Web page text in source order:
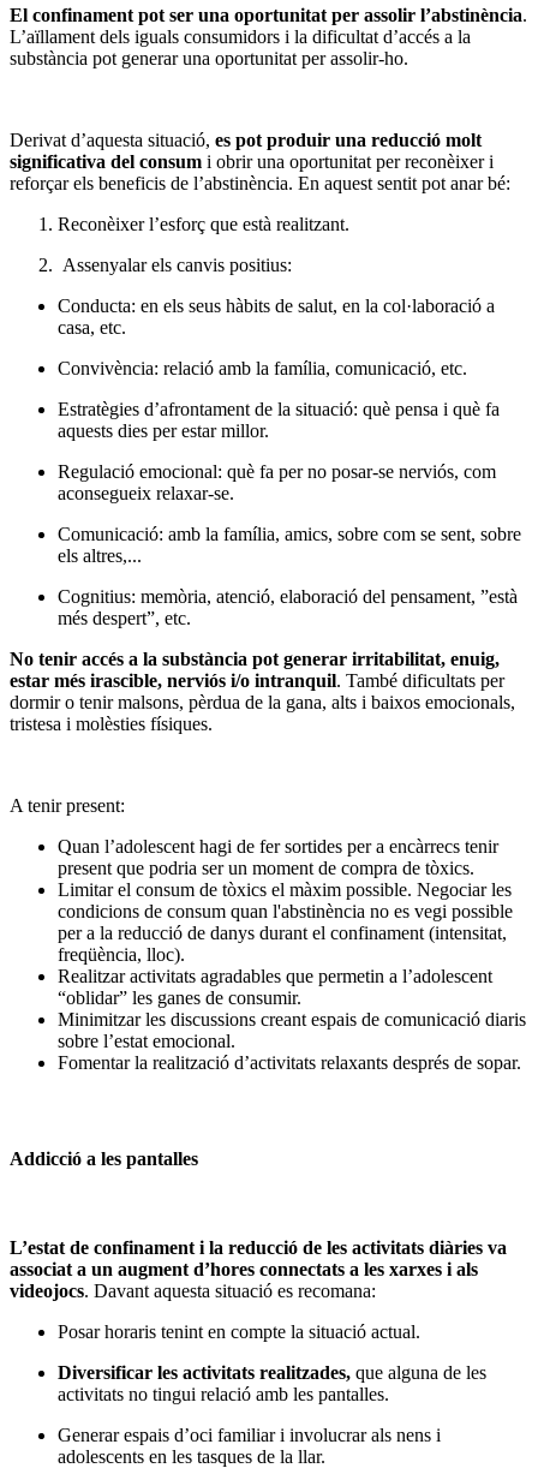
El confinament pot ser una oportunitat per assolir l’abstinència.
L’aïllament dels iguals consumidors i la dificultat d’accés a la
substància pot generar una oportunitat per assolir-ho.
Derivat d’aquesta situació, es pot produir una reducció molt
significativa del consum i obrir una oportunitat per reconèixer i
reforçar els beneficis de l’abstinència. En aquest sentit pot anar bé:
Reconèixer l’esforç que està realitzant.
Assenyalar els canvis positius:
Conducta: en els seus hàbits de salut, en la col·laboració a
casa, etc.
Convivència: relació amb la família, comunicació, etc.
Estratègies d’afrontament de la situació: què pensa i què fa
aquests dies per estar millor.
Regulació emocional: què fa per no posar-se nerviós, com
aconsegueix relaxar-se.
Comunicació: amb la família, amics, sobre com se sent, sobre
els altres,...
Cognitius: memòria, atenció, elaboració del pensament, ”està
més despert”, etc.
No tenir accés a la substància pot generar irritabilitat, enuig,
estar més irascible, nerviós i/o intranquil. També dificultats per
dormir o tenir malsons, pèrdua de la gana, alts i baixos emocionals,
tristesa i molèsties físiques.
A tenir present:
Quan l’adolescent hagi de fer sortides per a encàrrecs tenir
present que podria ser un moment de compra de tòxics.
Limitar el consum de tòxics el màxim possible. Negociar les
condicions de consum quan l'abstinència no es vegi possible
per a la reducció de danys durant el confinament (intensitat,
freqüència, lloc).
Realitzar activitats agradables que permetin a l’adolescent
“oblidar” les ganes de consumir.
Minimitzar les discussions creant espais de comunicació diaris
sobre l’estat emocional.
Fomentar la realització d’activitats relaxants després de sopar.
Addicció a les pantalles
L’estat de confinament i la reducció de les activitats diàries va
associat a un augment d’hores connectats a les xarxes i als
videojocs. Davant aquesta situació es recomana:
Posar horaris tenint en compte la situació actual.
Diversificar les activitats realitzades, que alguna de les
activitats no tingui relació amb les pantalles.
Generar espais d’oci familiar i involucrar als nens i
adolescents en les tasques de la llar.